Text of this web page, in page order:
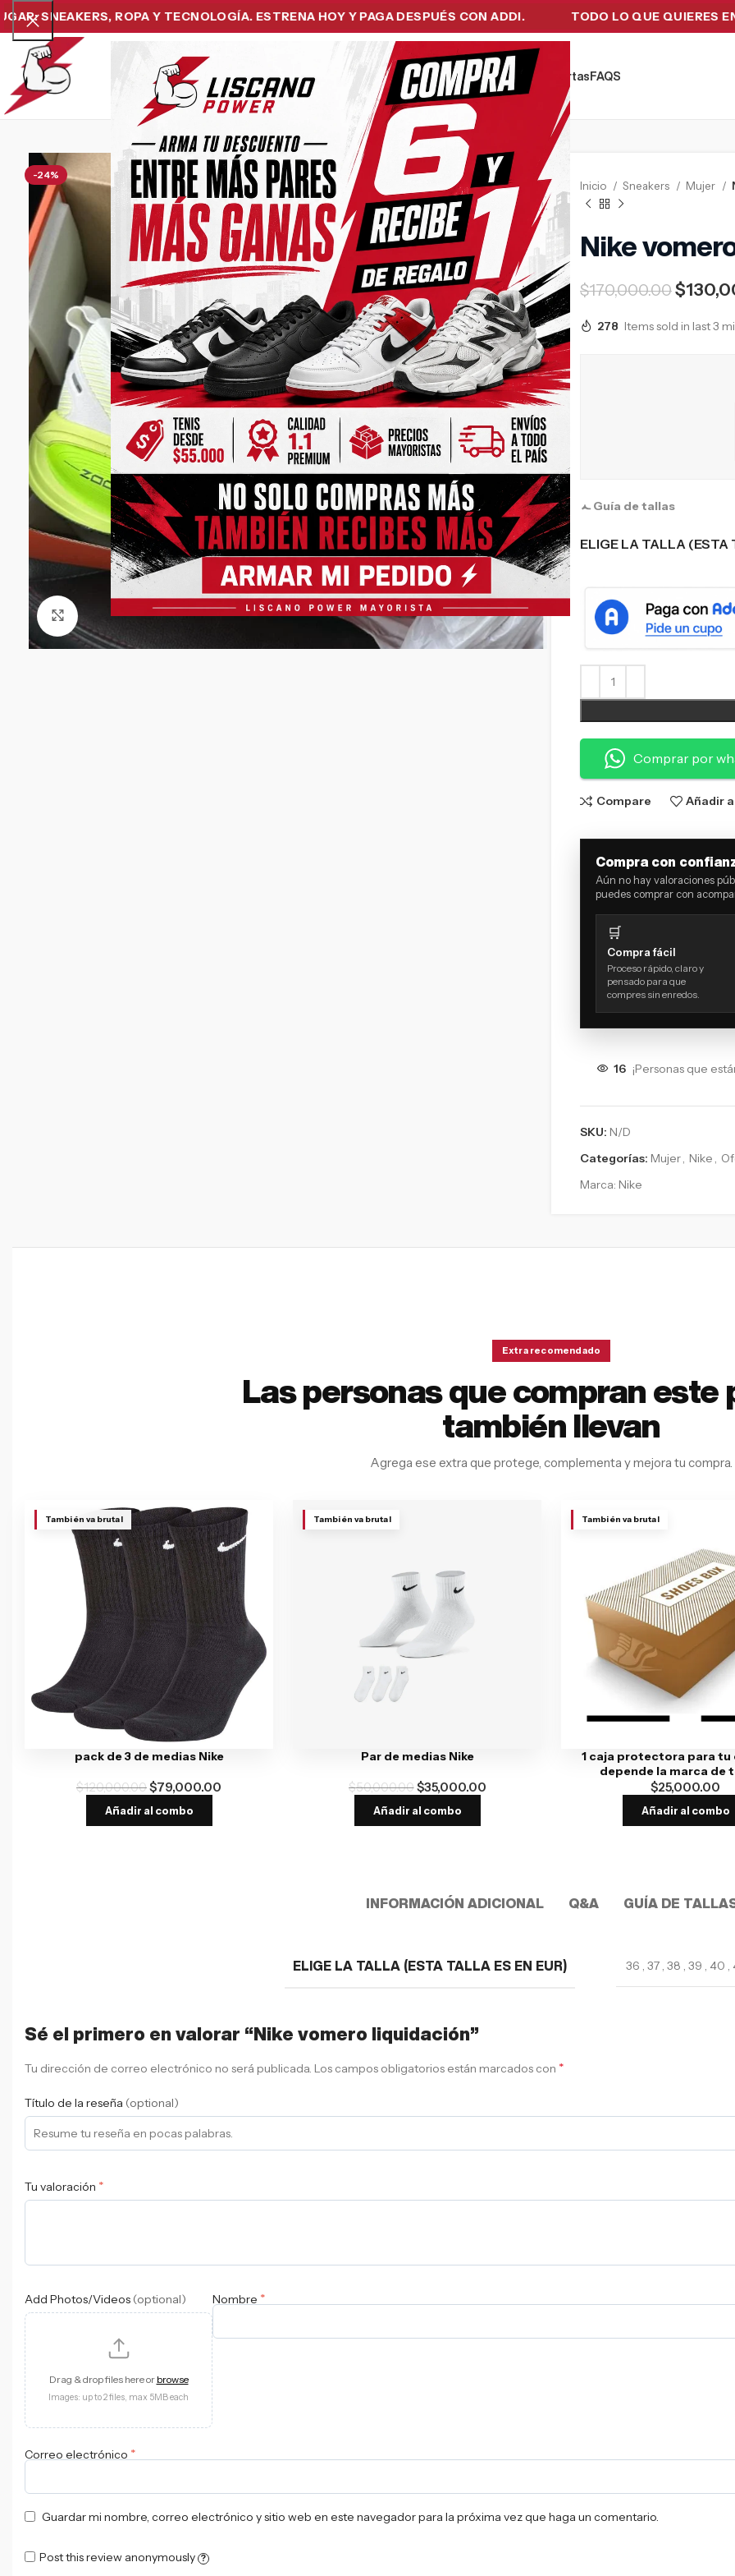
ROPA Y TECNOLOGÍA. ESTRENA HOY Y PAGA DESPUÉS CON ADDI. TODO LO QUE QUIERES EN UN
Home SneakersTecnologíaRopa de Hombre Ofertas FAQ´S
-24%
Click to enlarge
Inicio Sneakers Mujer
Nike
$170,000.00$
278 Items sold in last 3
Guía de tallas
ELIGE LA TALLA (ESTA
Comprar por
Compare Añadir
Compra con
Aún no hay valoraciones
puedes comprar con
🛒
Compra fácil
Proceso rápido, claro y
pensado para que
compres sin enredos.
16 ¡Personas que
SKU: N/D
Categorías: Mujer, Nike ,
Marca: Nike
Extra recomendado
Las personas que compran este
también llevan
Agrega ese extra que protege, complementa y mejora tu compra.
También va brutal
pack de 3 de medias Nike
$120,000.00$79,000.00
Añadir al combo
También va brutal
Par de medias Nike
$50,000.00$35,000.00
Añadir al combo
También va brutal
1 caja protectora para tu
depende la marca de
$25,000.00
Añadir al combo
INFORMACIÓN ADICIONAL Q&A GUÍA DE
ELIGE LA TALLA (ESTA TALLA ES EN EUR) 36 , 37 , 38 , 39 , 40 ,
Sé el primero en valorar “Nike vomero liquidación”
Tu dirección de correo electrónico no será publicada. Los campos obligatorios están marcados con *
Título de la reseña (optional)
Tu valoración *
Add Photos/Videos (optional)
Drag & drop files here or browse
Images: up to 2 files, max 5MB each
Nombre *
Correo electrónico *
Guardar mi nombre, correo electrónico y sitio web en este navegador para la próxima vez que haga un comentario.
Post this review anonymously ?